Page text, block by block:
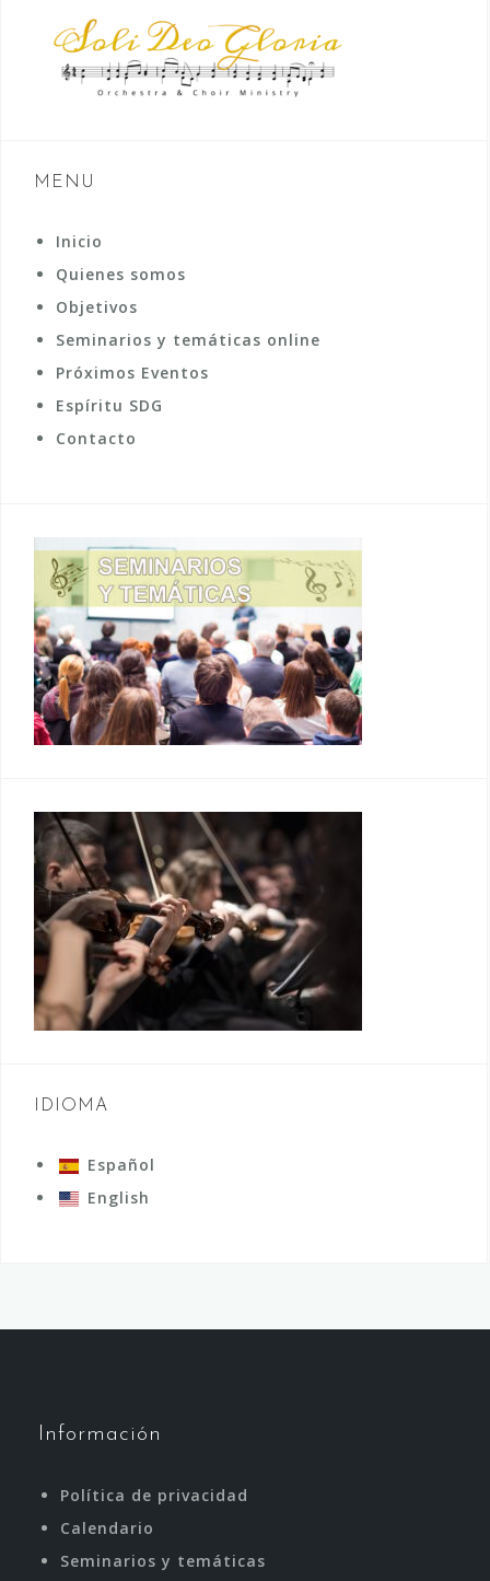
MENU
Inicio
Quienes somos
Objetivos
Seminarios y temáticas online
Próximos Eventos
Espíritu SDG
Contacto
IDIOMA
Español
English
Información
Política de privacidad
Calendario
Seminarios y temáticas